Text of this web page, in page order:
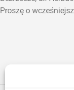
Proszę o